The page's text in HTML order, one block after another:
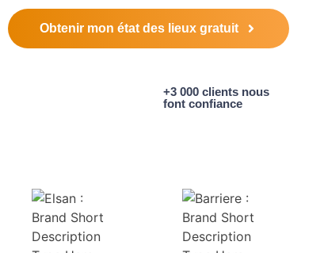
Obtenir mon état des lieux gratuit
+3 000 clients nous
font confiance